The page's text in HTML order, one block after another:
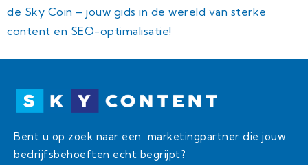
de Sky Coin – jouw gids in de wereld van sterke
content en SEO-optimalisatie!
Bent u op zoek naar een marketingpartner die jouw
bedrijfsbehoeften echt begrijpt?